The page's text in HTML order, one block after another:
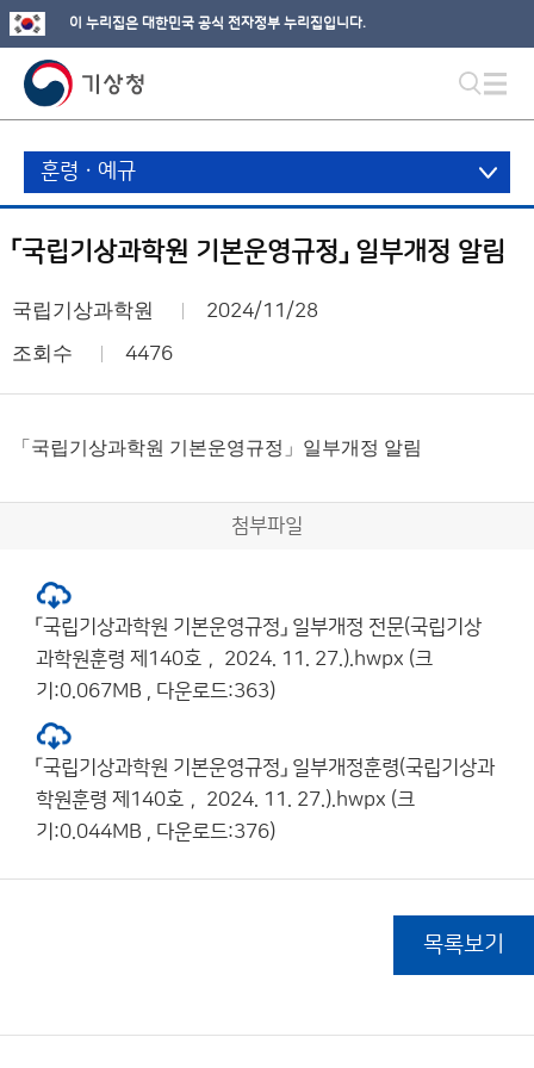
이 누리집은 대한민국 공식 전자정부 누리집입니다.
훈령ㆍ예규
「국립기상과학원 기본운영규정」 일부개정 알림
국립기상과학원 2024/11/28
조회수 4476
「국립기상과학원 기본운영규정」일부개정 알림
첨부파일
「국립기상과학원 기본운영규정」 일부개정 전문(국립기상
과학원훈령 제140호， 2024. 11. 27.).hwpx (크
기:0.067MB , 다운로드:363)
「국립기상과학원 기본운영규정」 일부개정훈령(국립기상과
학원훈령 제140호， 2024. 11. 27.).hwpx (크
기:0.044MB , 다운로드:376)
목록보기